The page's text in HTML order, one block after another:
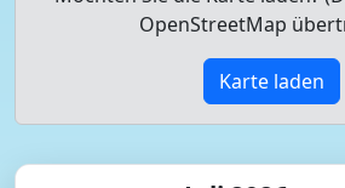
OpenStreetMap
Karte laden